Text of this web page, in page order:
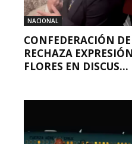
NACIONAL
CONFEDERACIÓN
RECHAZA
FLORES EN DISCUS...